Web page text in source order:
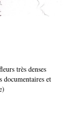
très denses
documentaires et